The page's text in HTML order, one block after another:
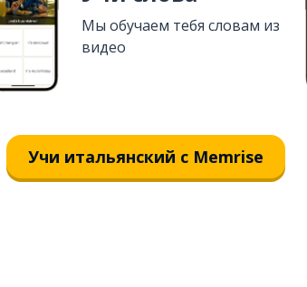
Мы обучаем тебя словам из
видео
Учи итальянский с Memrise